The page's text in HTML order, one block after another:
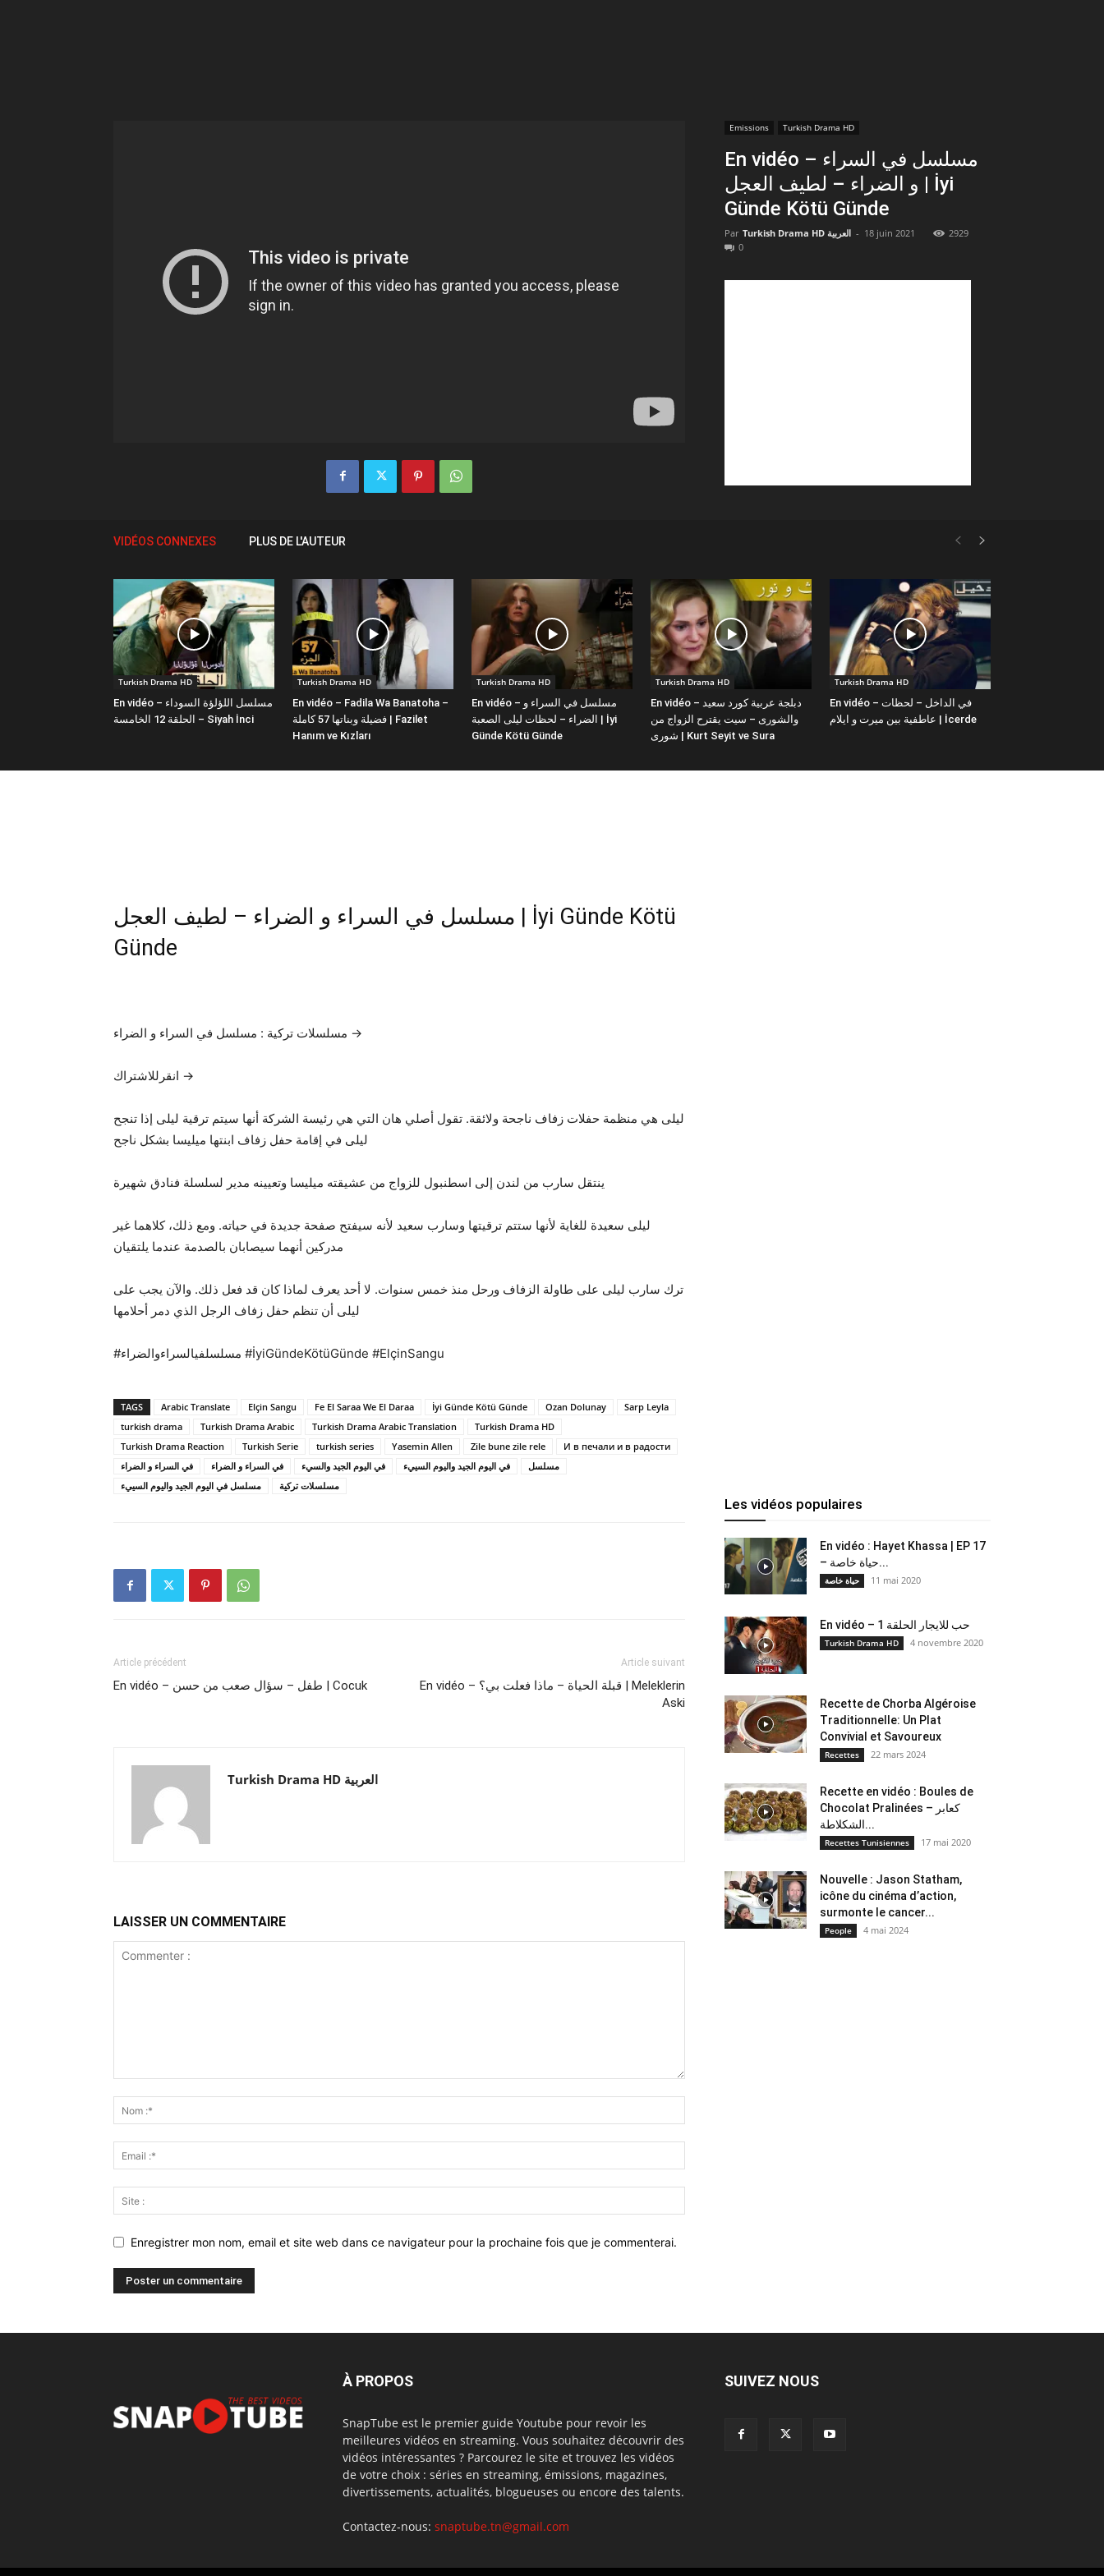
Emissions Turkish Drama HD
En vidéo – مسلسل في السراء
و الضراء – لطيف العجل | İyi
Günde Kötü Günde
Par Turkish Drama HD العربية - 18 juin 2021
2929
0
VIDÉOS CONNEXES PLUS DE L'AUTEUR
Turkish Drama HD
En vidéo – مسلسل اللؤلؤة السوداء
الحلقة 12 الخامسة – Siyah İnci
Turkish Drama HD
En vidéo – Fadila Wa Banatoha –
فضيلة وبناتها 57 كاملة | Fazilet
Hanım ve Kızları
Turkish Drama HD
En vidéo – مسلسل في السراء و
الضراء – لحظات ليلى الصعبة | İyi
Günde Kötü Günde
Turkish Drama HD
En vidéo – دبلجة عربية كورد سعيد
والشورى – سيت يقترح الزواج من
شورى | Kurt Seyit ve Sura
Turkish Drama HD
En vidéo – في الداخل – لحظات
عاطفية بين ميرت و ايلام | İcerde
مسلسل في السراء و الضراء – لطيف العجل | İyi Günde Kötü
Günde
مسلسلات تركية : مسلسل في السراء و الضراء →
انقرللاشتراك →
ليلى هي منظمة حفلات زفاف ناجحة ولائقة. تقول أصلي هان التي هي رئيسة الشركة أنها سيتم ترقية ليلى إذا تنجح
ليلى في إقامة حفل زفاف ابنتها ميليسا بشكل ناجح
ينتقل سارب من لندن إلى اسطنبول للزواج من عشيقته ميليسا وتعيينه مدير لسلسلة فنادق شهيرة
ليلى سعيدة للغاية لأنها ستتم ترقيتها وسارب سعيد لأنه سيفتح صفحة جديدة في حياته. ومع ذلك، كلاهما غير
مدركين أنهما سيصابان بالصدمة عندما يلتقيان
ترك سارب ليلى على طاولة الزفاف ورحل منذ خمس سنوات. لا أحد يعرف لماذا كان قد فعل ذلك. والآن يجب على
ليلى أن تنظم حفل زفاف الرجل الذي دمر أحلامها
#مسلسلفيالسراءوالضراء #İyiGündeKötüGünde #ElçinSangu
TAGS Arabic Translate Elçin Sangu Fe El Saraa We El Daraa İyi Günde Kötü Günde Ozan Dolunay
Sarp Leyla
turkish drama
Turkish Drama Arabic Turkish Drama Arabic Translation
Turkish Drama HD
Turkish Drama Reaction
Turkish Serie turkish series Yasemin Allen Zile bune zile rele
И в печали и в радости
في السراء و الضراء
في اليوم الجيد والسيء في اليوم الجيد واليوم السييء
مسلسل
مسلسل في اليوم الجيد واليوم السييء
مسلسلات تركية
Article précédent
En vidéo – طفل – سؤال صعب من حسن | Cocuk
Article suivant
En vidéo – قبلة الحياة – ماذا فعلت بي؟ | Meleklerin
Aski
Turkish Drama HD العربية
LAISSER UN COMMENTAIRE
Enregistrer mon nom, email et site web dans ce navigateur pour la prochaine fois que je commenterai.
Les vidéos populaires
En vidéo : Hayet Khassa | EP 17
– حياة خاصة...
حياة خاصة 11 mai 2020
En vidéo – حب للايجار الحلقة 1
Turkish Drama HD 4 novembre 2020
Recette de Chorba Algéroise
Traditionnelle: Un Plat
Convivial et Savoureux
Recettes 22 mars 2024
Recette en vidéo : Boules de
Chocolat Pralinées – كعابر
الشكلاطة...
Recettes Tunisiennes 17 mai 2020
Nouvelle : Jason Statham,
icône du cinéma d’action,
surmonte le cancer...
People 4 mai 2024
À PROPOS
SnapTube est le premier guide Youtube pour revoir les
meilleures vidéos en streaming. Vous souhaitez découvrir des
vidéos intéressantes ? Parcourez le site et trouvez les vidéos
de votre choix : séries en streaming, émissions, magazines,
divertissements, actualités, blogueuses ou encore des talents.
Contactez-nous: snaptube.tn@gmail.com
SUIVEZ NOUS